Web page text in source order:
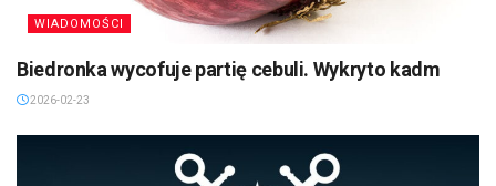
WIADOMOŚCI
Biedronka wycofuje partię cebuli. Wykryto kadm
2026-02-23